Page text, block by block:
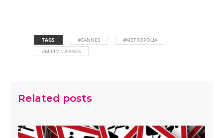
TAGS #CANNES
#METROPOLIA
#MIPIM CANNES
Related posts